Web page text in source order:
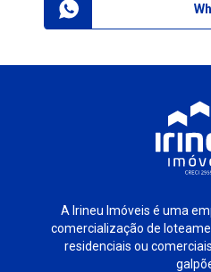
A Irineu Imóveis é uma
comercialização de
residenciais ou